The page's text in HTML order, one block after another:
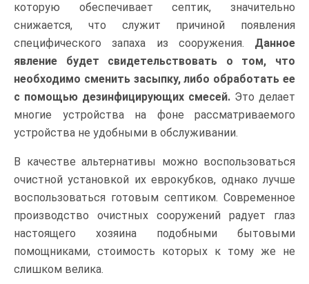
которую обеспечивает септик, значительно
снижается, что служит причиной появления
специфического запаха из сооружения. Данное
явление будет свидетельствовать о том, что
необходимо сменить засыпку, либо обработать ее
с помощью дезинфицирующих смесей. Это делает
многие устройства на фоне рассматриваемого
устройства не удобными в обслуживании.
В качестве альтернативы можно воспользоваться
очистной установкой их еврокубков, однако лучше
воспользоваться готовым септиком. Современное
производство очистных сооружений радует глаз
настоящего хозяина подобными бытовыми
помощниками, стоимость которых к тому же не
слишком велика.